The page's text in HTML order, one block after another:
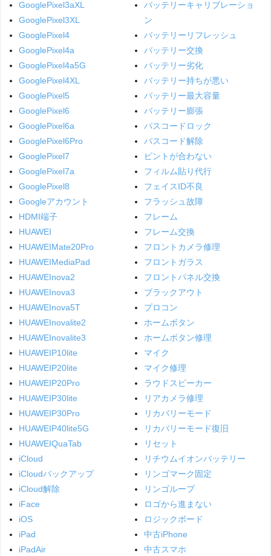
GooglePixel3aXL
GooglePixel3XL
GooglePixel4
GooglePixel4a
GooglePixel4a5G
GooglePixel4XL
GooglePixel5
GooglePixel6
GooglePixel6a
GooglePixel6Pro
GooglePixel7
GooglePixel7a
GooglePixel8
Googleアカウント
HDMI端子
HUAWEI
HUAWEIMate20Pro
HUAWEIMediaPad
HUAWEInova2
HUAWEInova3
HUAWEInova5T
HUAWEInovalite2
HUAWEInovalite3
HUAWEIP10lite
HUAWEIP20lite
HUAWEIP20Pro
HUAWEIP30lite
HUAWEIP30Pro
HUAWEIP40lite5G
HUAWEIQuaTab
iCloud
iCloudバックアップ
iCloud解除
iFace
iOS
iPad
iPadAir
バッテリーキャリブレーショ
ン
バッテリーリフレッシュ
バッテリー交換
バッテリー劣化
バッテリー持ちが悪い
バッテリー最大容量
バッテリー膨張
パスコードロック
パスコード解除
ピントが合わない
フィルム貼り代行
フェイスID不良
フラッシュ故障
フレーム
フレーム交換
フロントカメラ修理
フロントガラス
フロントパネル交換
ブラックアウト
プロコン
ホームボタン
ホームボタン修理
マイク
マイク修理
ラウドスピーカー
リアカメラ修理
リカバリーモード
リカバリーモード復旧
リセット
リチウムイオンバッテリー
リンゴマーク固定
リンゴループ
ロゴから進まない
ロジックボード
中古iPhone
中古スマホ